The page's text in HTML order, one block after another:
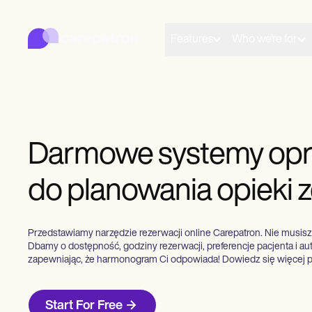
Planowanie
Dokumentacja
Płatności
Telezdrowie
Notatki kliniczne
Zarządzanie praktyką
Nowi praktykujący
Zespoły
Doradcy
Patolodzy mowy i języka
Kręgarze
Darmowe systemy
do planowania opieki
Przedstawiamy narzędzie rezerwacji online Carepatron. Nie
Dbamy o dostępność, godziny rezerwacji, preferencje pacjenta i
zapewniając, że harmonogram Ci odpowiada! Dowiedz się więcej
Start For Free